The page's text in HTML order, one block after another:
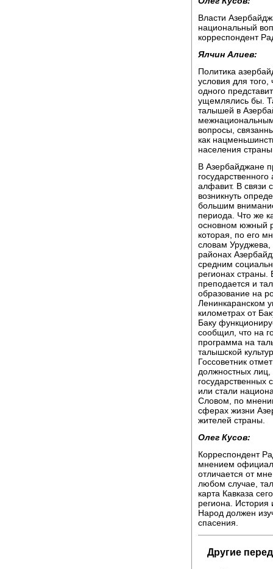
Власти
национальный
корреспондент
Ялчин Алиев:
Политика
условия для
одного
ущемлялись бы.
талышей в
вопросы,
как
населения
В Азербайджане
алфавит. В связи
возникнуть
большим
периода. Что же
основном южный
которая, по его
словам Уруджева,
районах
средним
регионах
преподается и
образование на
Ленинкаранском
километрах от
Баку
сообщил, что на
программа на
талышской
Госсоветник
должностных лиц,
государственных
или стали
Словом, по
сферах жизни
жителей страны.
Олег Кусов:
Корреспондент
мнением
отличается от
любом случае,
карта Кавказа
региона. История
Народ должен
спасения.
Другие